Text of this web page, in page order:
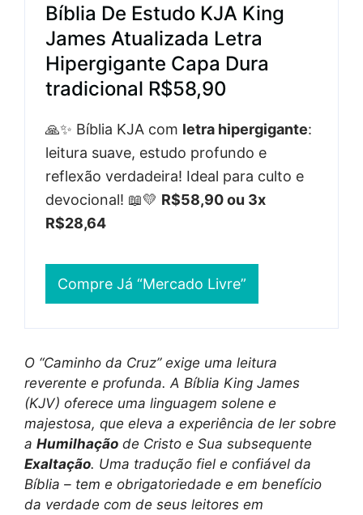
Bíblia De Estudo KJA King
James Atualizada Letra
Hipergigante Capa Dura
tradicional R$58,90
🙏✨ Bíblia KJA com letra hipergigante:
leitura suave, estudo profundo e
reflexão verdadeira! Ideal para culto e
devocional! 📖💛 R$58,90 ou 3x
R$28,64
Compre Já “Mercado Livre”
O “Caminho da Cruz” exige uma leitura
reverente e profunda. A Bíblia King James
(KJV) oferece uma linguagem solene e
majestosa, que eleva a experiência de ler sobre
a Humilhação de Cristo e Sua subsequente
Exaltação. Uma tradução fiel e confiável da
Bíblia – tem e obrigatoriedade e em benefício
da verdade com de seus leitores em